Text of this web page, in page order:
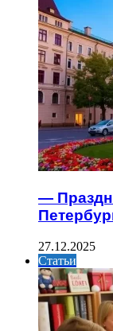
—
27.12.2025
Статьи